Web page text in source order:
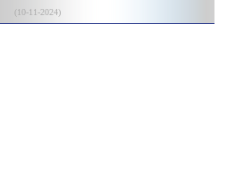
(10-11-2024)